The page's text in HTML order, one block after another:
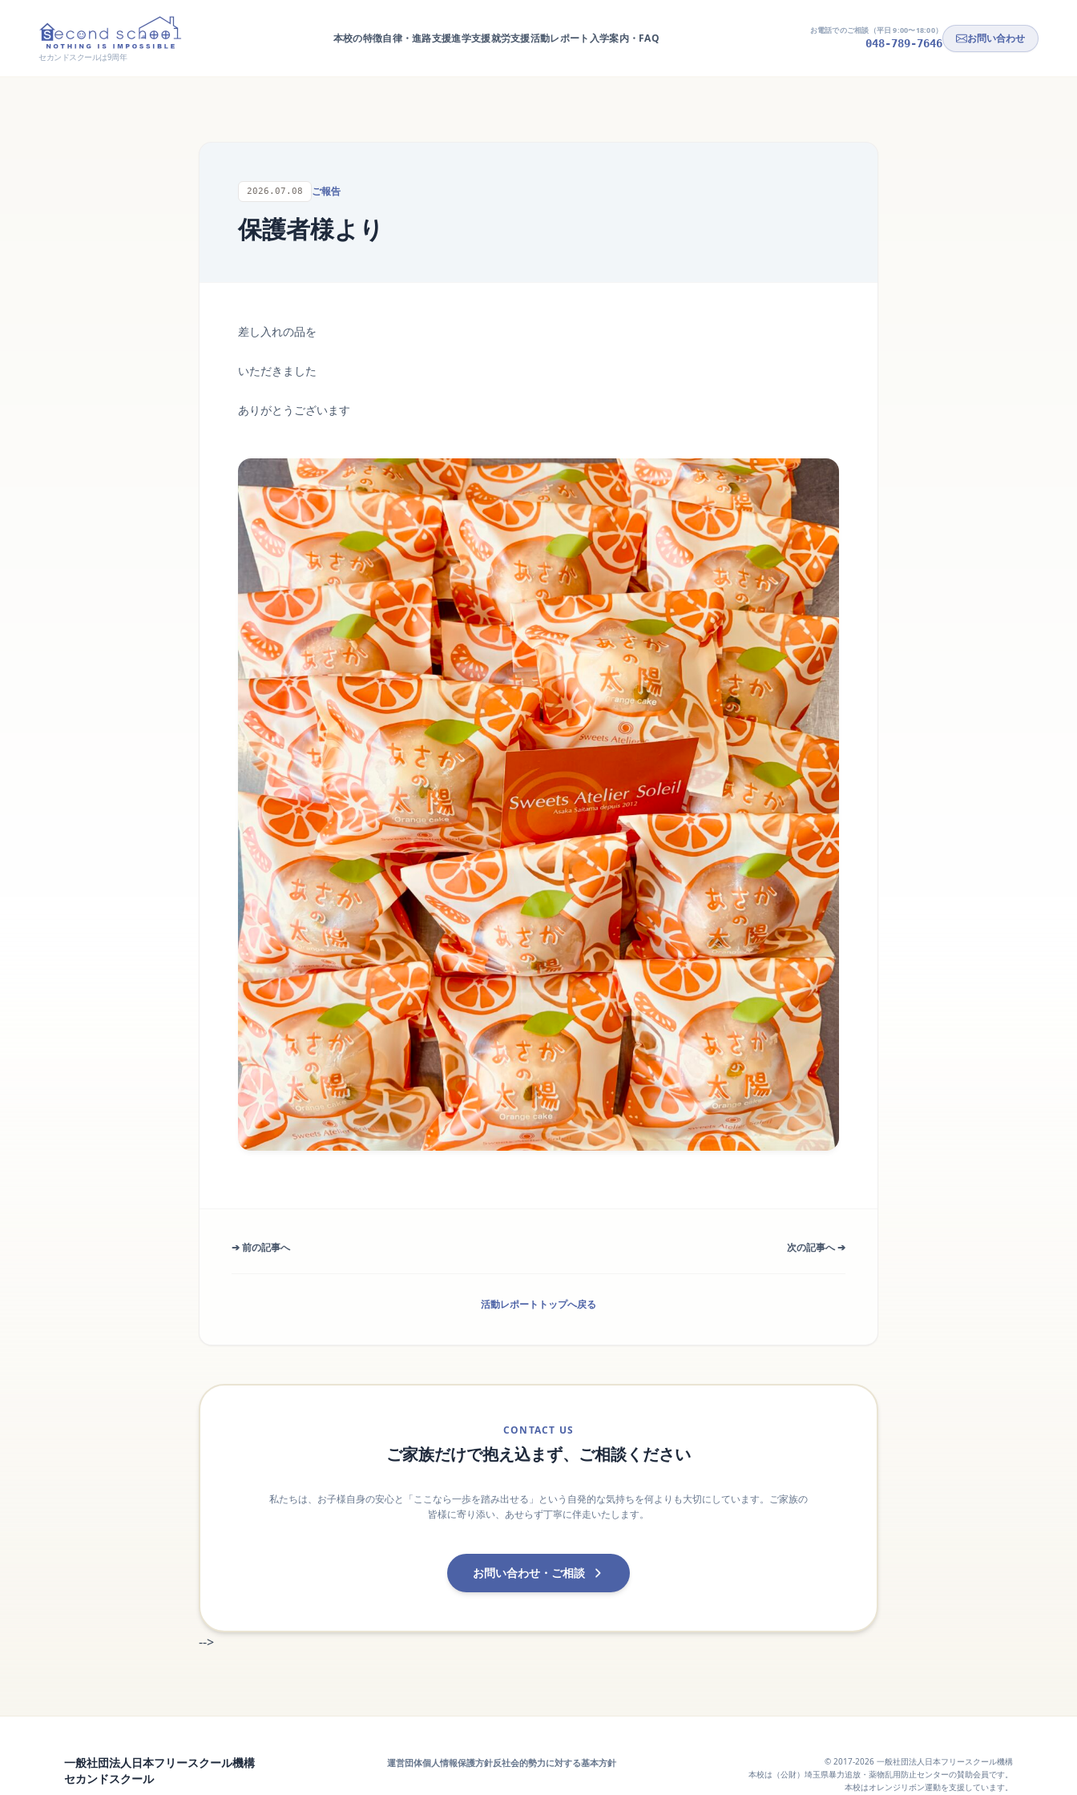
セカンドスクールは9周年
本校の特徴自律・進路支援進学支援就労支援活動レポート 入学案内・FAQ
お電話でのご相談（平日 9:00〜18:00）
048-789-7646 お問い合わせ
2026.07.08 ご報告
保護者様より
差し入れの品を
いただきました
ありがとうございます
➔ 前の記事へ 次の記事へ ➔
活動レポートトップへ戻る
CONTACT US
ご家族だけで抱え込まず、ご相談ください
私たちは、お子様自身の安心と「ここなら一歩を踏み出せる」という自発的な気持ちを何よりも大切にしています。ご家族の
皆様に寄り添い、あせらず丁寧に伴走いたします。
お問い合わせ・ご相談
-->
一般社団法人日本フリースクール機構
セカンドスクール
運営団体個人情報保護方針反社会的勢力に対する基本方針
© 2017-2026 一般社団法人日本フリースクール機構
本校は（公財）埼玉県暴力追放・薬物乱用防止センターの賛助会員です。
本校はオレンジリボン運動を支援しています。